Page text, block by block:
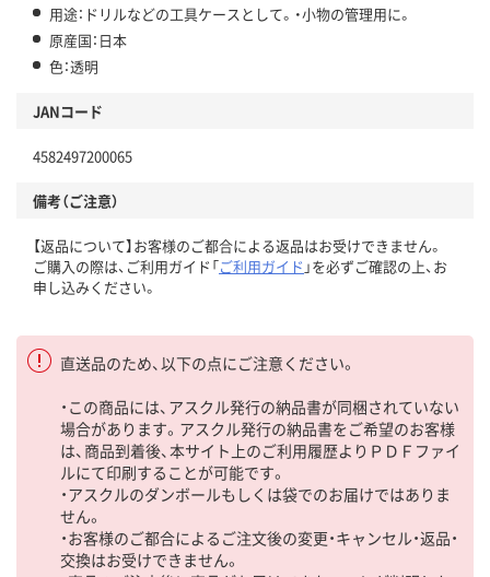
用途：ドリルなどの工具ケースとして。・小物の管理用に。
原産国：日本
色：透明
JANコード
4582497200065
備考（ご注意）
【返品について】お客様のご都合による返品はお受けできません。
ご購入の際は、ご利用ガイド「ご利用ガイド 」を必ずご確認の上、お
申し込みください。
直送品のため、以下の点にご注意ください。
・この商品には、アスクル発行の納品書が同梱されていない
場合があります。アスクル発行の納品書をご希望のお客様
は、商品到着後、本サイト上のご利用履歴よりＰＤＦファイ
ルにて印刷することが可能です。
・アスクルのダンボールもしくは袋でのお届けではありま
せん。
・お客様のご都合によるご注文後の変更・キャンセル・返品・
交換はお受けできません。